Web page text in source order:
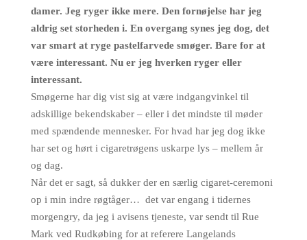
damer. Jeg ryger ikke mere. Den fornøjelse har jeg
aldrig set storheden i. En overgang synes jeg dog, det
var smart at ryge pastelfarvede smøger. Bare for at
være interessant. Nu er jeg hverken ryger eller
interessant.
Smøgerne har dig vist sig at være indgangvinkel til
adskillige bekendskaber – eller i det mindste til møder
med spændende mennesker. For hvad har jeg dog ikke
har set og hørt i cigaretrøgens uskarpe lys – mellem år
og dag.
Når det er sagt, så dukker der en særlig cigaret-ceremoni
op i min indre røgtåger… det var engang i tidernes
morgengry, da jeg i avisens tjeneste, var sendt til Rue
Mark ved Rudkøbing for at referere Langelands